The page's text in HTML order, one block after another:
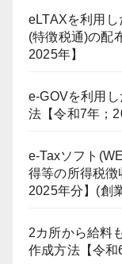
eLTAXを利用
(特徴税通)の配
2025年】
e-GOVを利用
法【令和7年；
e-Taxソフト
得等の所得税徴
2025年分】(創
2カ所から給料
作成方法【令和